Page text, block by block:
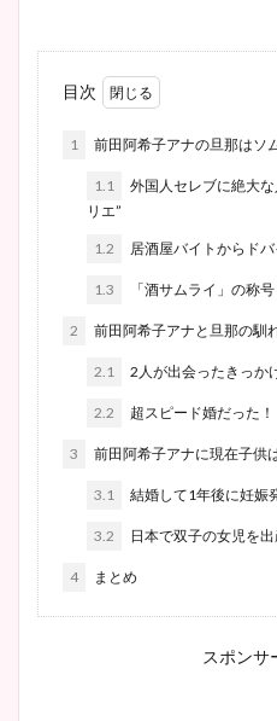
目次
1 前田阿希子アナの旦那はソ
1.1
外国人セレブに絶大
リエ”
1.2 居酒屋バイトからド
1.3 「酒サムライ」の称号
2 前田阿希子アナと旦那の馴
2.1 2人が出会ったきっか
2.2 超スピード婚だった！
3 前田阿希子アナに現在子供
3.1 結婚して1年後に妊娠
3.2 日本で双子の女児を出
4 まとめ
スポンサ